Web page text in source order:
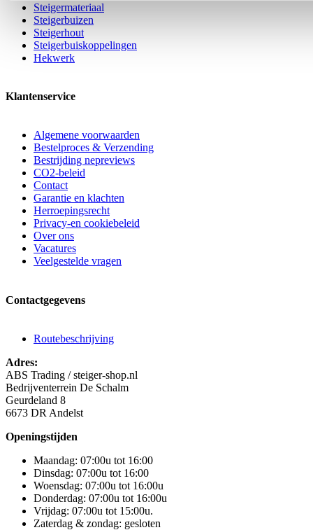
Steigermateriaal
Steigerbuizen
Steigerhout
Steigerbuiskoppelingen
Hekwerk
Klantenservice
Algemene voorwaarden
Bestelproces & Verzending
Bestrijding nepreviews
CO2-beleid
Contact
Garantie en klachten
Herroepingsrecht
Privacy-en cookiebeleid
Over ons
Vacatures
Veelgestelde vragen
Contactgegevens
Routebeschrijving
Adres:
ABS Trading / steiger-shop.nl
Bedrijventerrein De Schalm
Geurdeland 8
6673 DR Andelst
Openingstijden
Maandag: 07:00u tot 16:00
Dinsdag: 07:00u tot 16:00
Woensdag: 07:00u tot 16:00u
Donderdag: 07:00u tot 16:00u
Vrijdag: 07:00u tot 15:00u.
Zaterdag & zondag: gesloten